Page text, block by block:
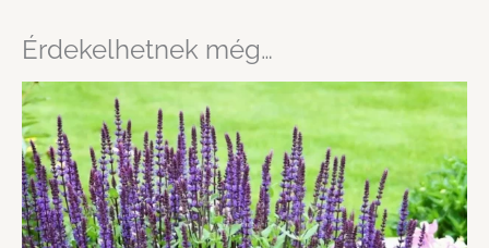
Érdekelhetnek még…